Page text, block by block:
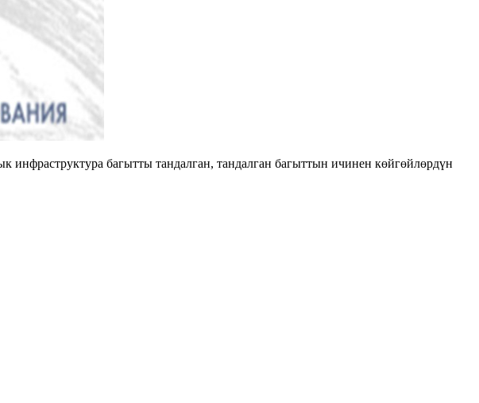
багытты тандалган, тандалган багыттын ичинен көйгөйлөрдүн